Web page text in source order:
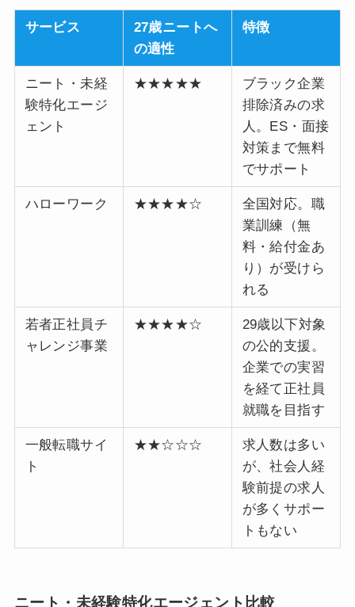
サービス
27歳ニートへ
の適性
特徴
ニート・未経
験特化エージ
ェント
★★★★★
ブラック企業
排除済みの求
人。ES・面接
対策まで無料
でサポート
ハローワーク ★★★★☆
全国対応。職
業訓練（無
料・給付金あ
り）が受けら
れる
若者正社員チ
ャレンジ事業
★★★★☆
29歳以下対象
の公的支援。
企業での実習
を経て正社員
就職を目指す
一般転職サイ
ト
★★☆☆☆
求人数は多い
が、社会人経
験前提の求人
が多くサポー
トもない
ニート・未経験特化エージェント比較